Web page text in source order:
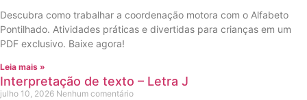
Descubra como trabalhar a coordenação motora com o Alfabeto
Pontilhado. Atividades práticas e divertidas para crianças em um
PDF exclusivo. Baixe agora!
Leia mais »
Interpretação de texto – Letra J
julho 10, 2026 Nenhum comentário